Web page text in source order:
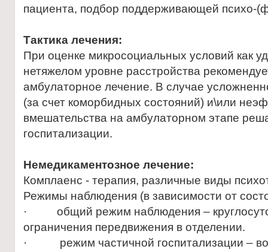
пациента, подбор поддерживающей психо-
Тактика лечения:
При оценке микросоциальных условий как
нетяжелом уровне расстройства
амбулаторное лечение. В случае
(за счет коморбидных состояний) и\или
вмешательства на амбулаторном этапе
госпитализации.
Немедикаментозное лечение:
Комплаенс - терапия, различные виды
Режимы наблюдения (в зависимости от
· общий режим наблюдения –
ограничения передвижения в отделении.
· режим частичной госпитализации –